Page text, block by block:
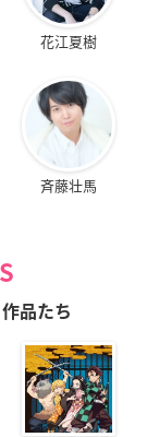
花江夏樹
斉藤壮馬
品たち